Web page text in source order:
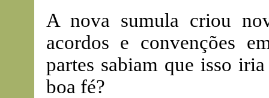
A nova sumula criou
acordos e convenções
partes sabiam que isso
boa fé?